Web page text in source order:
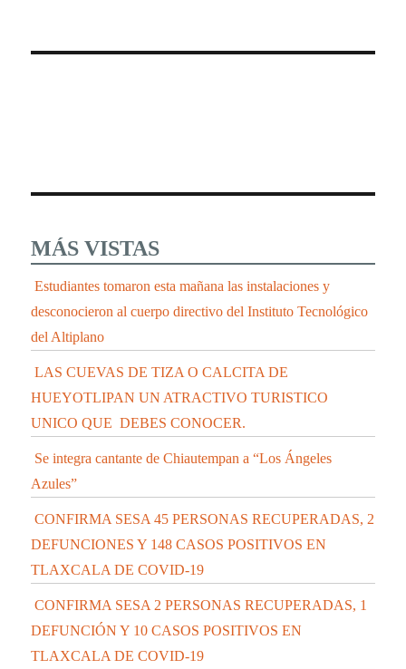
MÁS VISTAS
Estudiantes tomaron esta mañana las instalaciones y
desconocieron al cuerpo directivo del Instituto Tecnológico
del Altiplano
LAS CUEVAS DE TIZA O CALCITA DE
HUEYOTLIPAN UN ATRACTIVO TURISTICO
UNICO QUE DEBES CONOCER.
Se integra cantante de Chiautempan a “Los Ángeles
Azules”
CONFIRMA SESA 45 PERSONAS RECUPERADAS, 2
DEFUNCIONES Y 148 CASOS POSITIVOS EN
TLAXCALA DE COVID-19
CONFIRMA SESA 2 PERSONAS RECUPERADAS, 1
DEFUNCIÓN Y 10 CASOS POSITIVOS EN
TLAXCALA DE COVID-19